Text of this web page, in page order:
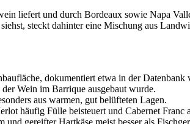
liefert und durch Bordeaux sowie Napa
steckt dahinter eine Mischung aus
dokumentiert etwa in der Datenbank
Wein im Barrique ausgebaut wurde.
aus warmen, gut belüfteten Lagen.
häufig Fülle beisteuert und Cabernet Franc
gereifter Hartkäse meist besser als